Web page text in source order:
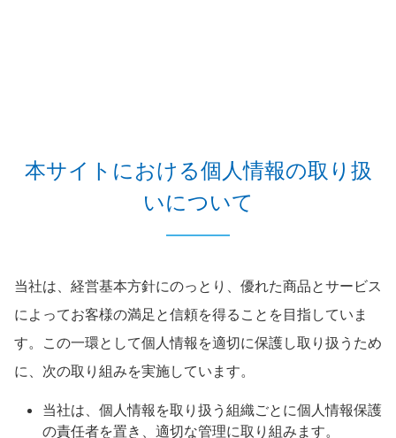
本サイトにおける個人情報の取り扱
いについて
当社は、経営基本方針にのっとり、優れた商品とサービス
によってお客様の満足と信頼を得ることを目指していま
す。この一環として個人情報を適切に保護し取り扱うため
に、次の取り組みを実施しています。
当社は、個人情報を取り扱う組織ごとに個人情報保護
の責任者を置き、適切な管理に取り組みます。